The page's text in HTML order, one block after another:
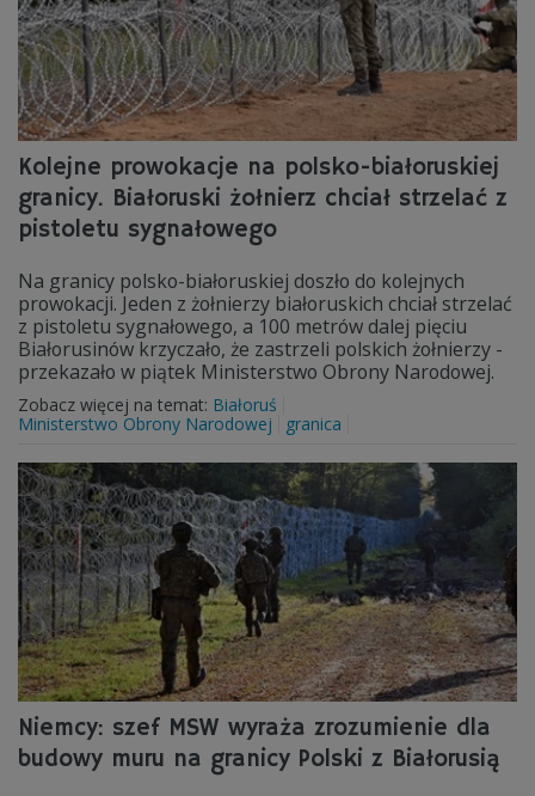
Kolejne prowokacje na polsko-białoruskiej
granicy. Białoruski żołnierz chciał strzelać z
pistoletu sygnałowego
Na granicy polsko-białoruskiej doszło do kolejnych
prowokacji. Jeden z żołnierzy białoruskich chciał strzelać
z pistoletu sygnałowego, a 100 metrów dalej pięciu
Białorusinów krzyczało, że zastrzeli polskich żołnierzy -
przekazało w piątek Ministerstwo Obrony Narodowej.
Zobacz więcej na temat: Białoruś
Ministerstwo Obrony Narodowej
granica
Niemcy: szef MSW wyraża zrozumienie dla
budowy muru na granicy Polski z Białorusią